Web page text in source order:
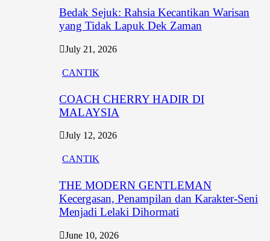
Bedak Sejuk: Rahsia Kecantikan Warisan
yang Tidak Lapuk Dek Zaman
July 21, 2026
CANTIK
COACH CHERRY HADIR DI
MALAYSIA
July 12, 2026
CANTIK
THE MODERN GENTLEMAN
Kecergasan, Penampilan dan Karakter-Seni
Menjadi Lelaki Dihormati
June 10, 2026